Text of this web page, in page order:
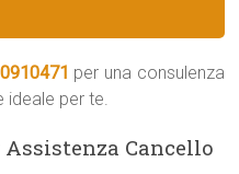
per una consulenza
ideale per te.
Cancello